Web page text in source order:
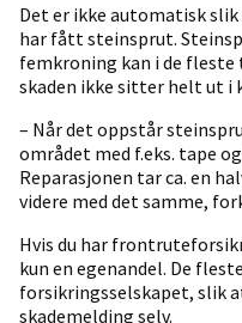
Det er ikke automatisk
har fått steinsprut.
femkroning kan i de
skaden ikke sitter helt ut i
– Når det oppstår
området med f.eks. tape
Reparasjonen tar ca. en
videre med det samme,
Hvis du har
kun en egenandel. De
forsikringsselskapet, slik
skademelding selv.